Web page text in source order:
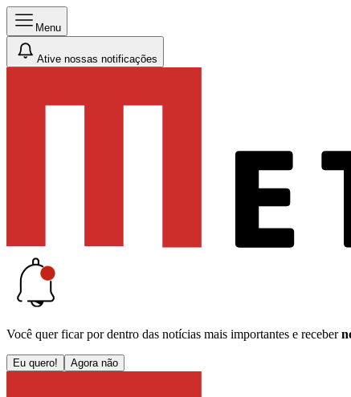
Menu
Ative nossas notificações
Você quer ficar por dentro das notícias mais importantes e receber
Eu quero! Agora não